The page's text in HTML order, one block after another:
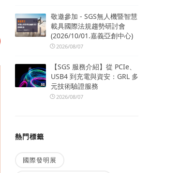
敬邀參加 - SGS無人機暨智慧
載具國際法規趨勢研討會
(2026/10/01.嘉義亞創中心)
2026/08/07
【SGS 服務介紹】從 PCIe、
USB4 到充電與資安：GRL 多
元技術驗證服務
2026/08/07
熱門標籤
國際發明展